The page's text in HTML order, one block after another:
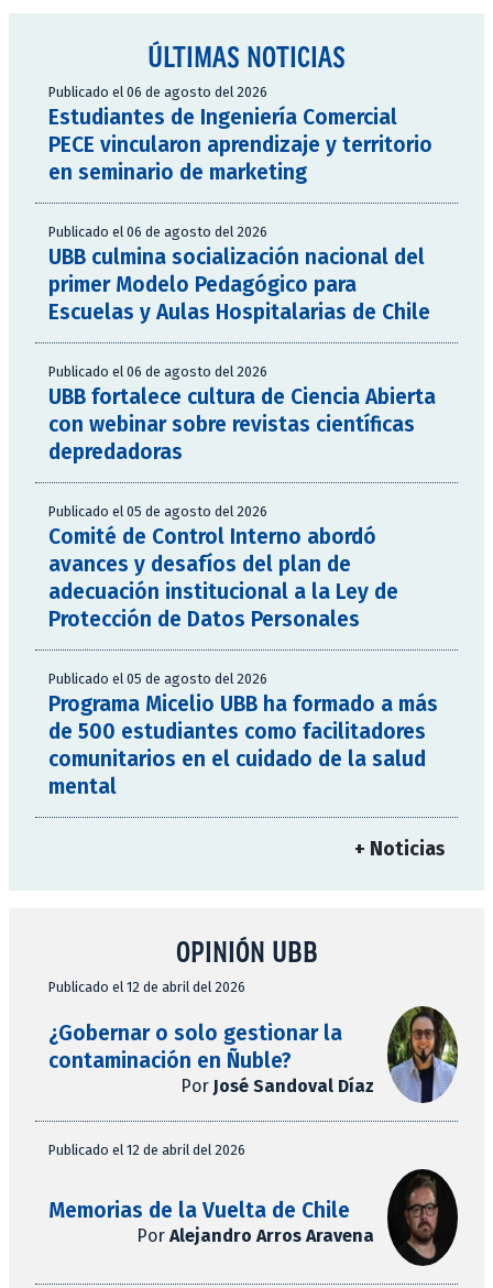
ÚLTIMAS NOTICIAS
Publicado el 06 de agosto del 2026
Estudiantes de Ingeniería Comercial
PECE vincularon aprendizaje y territorio
en seminario de marketing
Publicado el 06 de agosto del 2026
UBB culmina socialización nacional del
primer Modelo Pedagógico para
Escuelas y Aulas Hospitalarias de Chile
Publicado el 06 de agosto del 2026
UBB fortalece cultura de Ciencia Abierta
con webinar sobre revistas científicas
depredadoras
Publicado el 05 de agosto del 2026
Comité de Control Interno abordó
avances y desafíos del plan de
adecuación institucional a la Ley de
Protección de Datos Personales
Publicado el 05 de agosto del 2026
Programa Micelio UBB ha formado a más
de 500 estudiantes como facilitadores
comunitarios en el cuidado de la salud
mental
+ Noticias
OPINIÓN UBB
Publicado el 12 de abril del 2026
¿Gobernar o solo gestionar la
contaminación en Ñuble?
Por José Sandoval Díaz
Publicado el 12 de abril del 2026
Memorias de la Vuelta de Chile
Por Alejandro Arros Aravena